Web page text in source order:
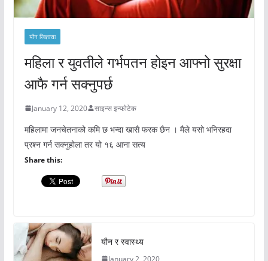
यौन जिज्ञासा
महिला र युवतीले गर्भपतन होइन आफ्नो सुरक्षा
आफै गर्न सक्नुपर्छ
January 12, 2020 साइन्स इन्फोटेक
महिलामा जनचेतनाको कमि छ भन्दा खासै फरक छैन । मैले यसो भनिरहदा
प्रश्न गर्न सक्नुहोला तर यो १६ आना सत्य
Share this:
यौन र स्वास्थ्य
January 2, 2020